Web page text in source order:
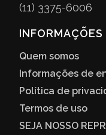
(11) 3375-6006
INFORMAÇÕES
Quem somos
Informações de
Política de
Termos de uso
SEJA NOSSO